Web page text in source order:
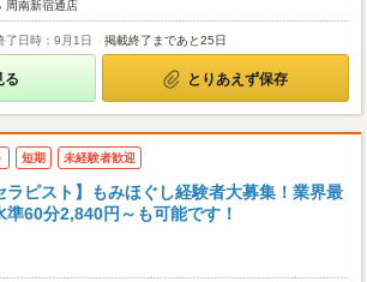
周南新宿通店
了日時：9月1日 掲載終了まであと25日
る とりあえず保存
短期 未経験者歓迎
ラピスト】もみほぐし経験者大募集！業界最
準60分2,840円～も可能です！